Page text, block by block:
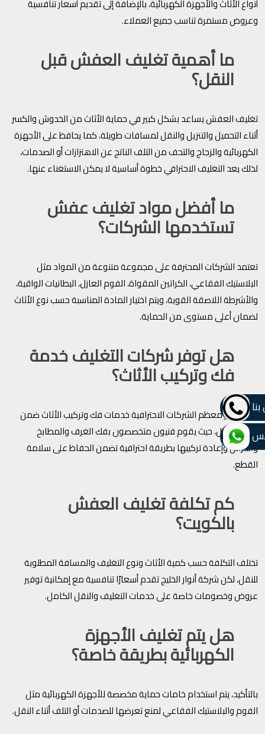
أنواع الأثاث والأجهزة الكهربائية، بالإضافة إلى تقديم أسعار تنافسية
وعروض مستمرة تناسب جميع العملاء.
ما أهمية تغليف العفش قبل
النقل؟
تغليف العفش يساعد بشكل كبير في حماية الأثاث من الخدوش والكسر
أثناء التحميل والتنزيل والنقل لمسافات طويلة، كما يحافظ على الأجهزة
الكهربائية والزجاج والتحف من التلف الناتج عن الاهتزازات أو الصدمات،
لذلك يعد التغليف الاحترافي خطوة أساسية لا يمكن الاستغناء عنها.
ما أفضل مواد تغليف عفش
تستخدمها الشركات؟
تعتمد الشركات المحترفة على مجموعة متنوعة من المواد مثل
البلاستيك الفقاعي، الكراتين المقواة، الفوم العازل، البطانيات الواقية،
والأشرطة اللاصقة القوية، ويتم اختيار المادة المناسبة حسب نوع الأثاث
لضمان أعلى مستوى من الحماية.
هل توفر شركات التغليف خدمة
فك وتركيب الأثاث؟
نعم، توفر معظم الشركات الاحترافية خدمات فك وتركيب الأثاث ضمن
باقات النقل، حيث يقوم فنيون متخصصون بفك الغرف والمطابخ
والخزائن وإعادة تركيبها بطريقة احترافية تضمن الحفاظ على سلامة
القطع.
كم تكلفة تغليف العفش
بالكويت؟
تختلف التكلفة حسب كمية الأثاث ونوع التغليف والمسافة المطلوبة
للنقل، لكن شركة أنوار الخليج تقدم أسعارًا تنافسية مع إمكانية توفير
عروض وخصومات خاصة على خدمات التغليف والنقل الكامل.
هل يتم تغليف الأجهزة
الكهربائية بطريقة خاصة؟
بالتأكيد، يتم استخدام خامات حماية مخصصة للأجهزة الكهربائية مثل
الفوم والبلاستيك الفقاعي لمنع تعرضها للصدمات أو التلف أثناء النقل.